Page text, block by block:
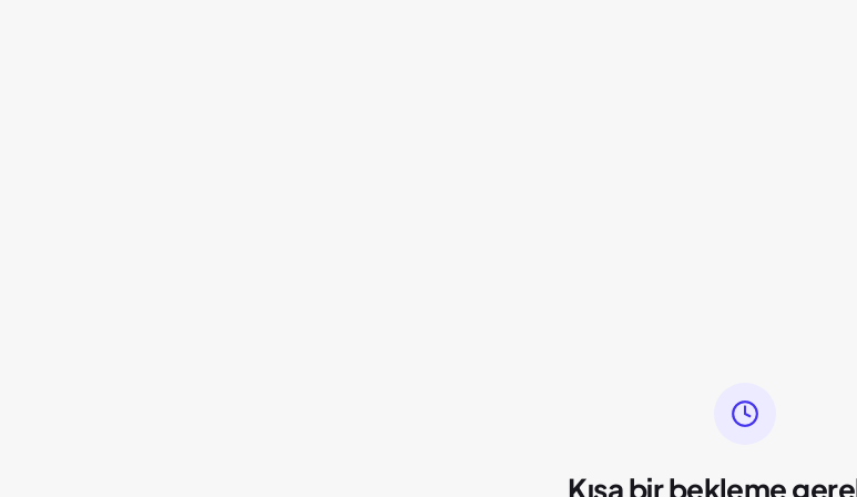
Kısa bir bekleme